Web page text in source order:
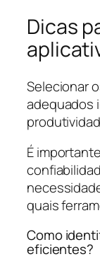
Dicas
Selecionar
adequados
É
quais
Como
eficientes?